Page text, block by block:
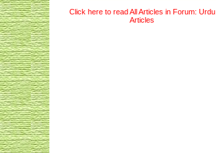
Click here to read All Articles in Forum: Urdu
Articles